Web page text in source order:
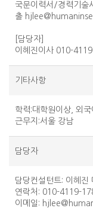
국문이력서/경력기술
출
[담당자]
이혜진이사 010-
기타사항
학력:대학원이상, 외국
근무지:서울 강남
담당자
담당컨설턴트: 이혜진
연락처 : 010-4119-
이메일 :